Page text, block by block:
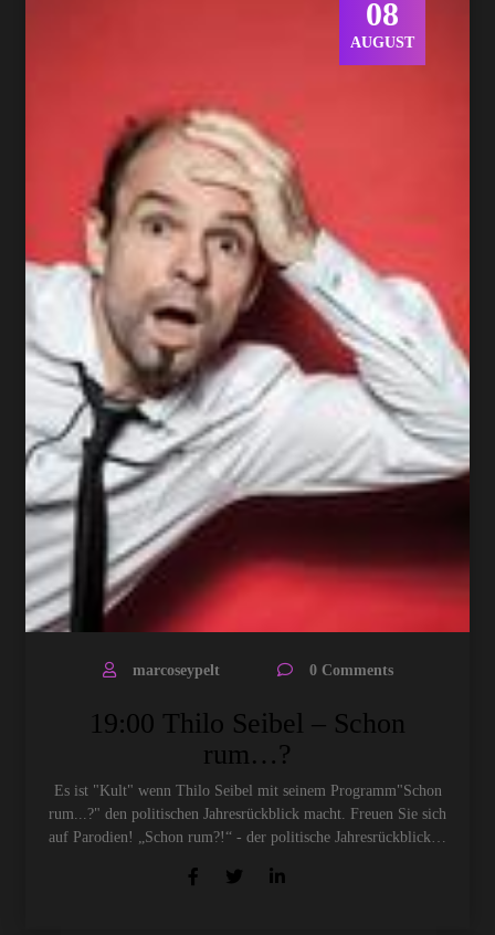
08
AUGUST
marcoseypelt 0 Comments
19:00 Thilo Seibel – Schon
rum…?
Es ist "Kult" wenn Thilo Seibel mit seinem Programm"Schon
rum...?" den politischen Jahresrückblick macht. Freuen Sie sich
auf Parodien! „Schon rum?!“ - der politische Jahresrückblick…